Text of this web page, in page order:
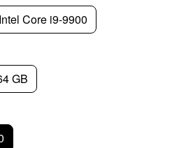
Intel Core i9-9900
GB